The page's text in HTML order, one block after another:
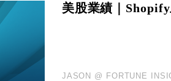
美股業績｜
JASON @ FORTUNE